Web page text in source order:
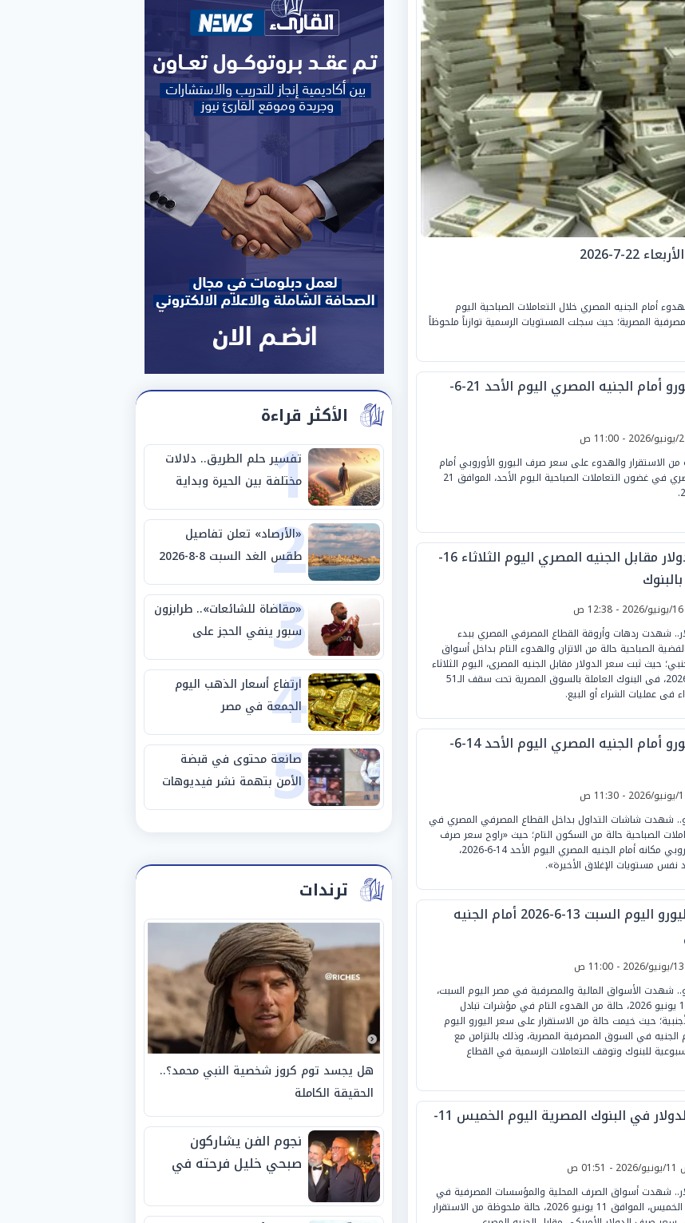
7-2026
أمام الجنيه المصري خلال التعاملات الصباحية اليوم
قطاعات البنوك المصرفية المصرية؛ حيث سجلت المستويات الرسمية توازناً ملحوظاً
سعر اليورو أمام الجنيه المصري اليوم الأحد 21-6-
الاستقرار والهدوء على سعر صرف اليورو الأوروبي أمام
الجنيه المصري في غضون التعاملات الصباحية اليوم الأحد، الموافق 21
سعر الدولار مقابل الجنيه المصري اليوم الثلاثاء 16-
شهدت ردهات وأروقة القطاع المصرفي المصري ببدء
الصباحية حالة من الاتزان والهدوء التام بداخل أسواق
حيث ثبت سعر الدولار مقابل الجنيه المصرى، اليوم الثلاثاء
16 يونيو 2026، فى البنوك العاملة بالسوق المصرية تحت سقف الـ51
فى عمليات الشراء أو البيع.
سعر اليورو أمام الجنيه المصري اليوم الأحد 14-6-
شهدت شاشات التداول بداخل القطاع المصرفي المصري في
الصباحية حالة من السكون التام؛ حيث «راوح سعر صرف
اليورو الأوروبي مكانه أمام الجنيه المصري اليوم الأحد 14-6-2026،
نفس مستويات الإغلاق الأخيرة».
أسعار اليورو اليوم السبت 13-6-2026 أمام الجنيه
شهدت الأسواق المالية والمصرفية في مصر اليوم السبت،
الموافق 13 يونيو 2026، حالة من الهدوء التام في مؤشرات تبادل
حيث خيمت حالة من الاستقرار على سعر اليورو اليوم
الجنيه في السوق المصرفية المصرية، وذلك بالتزامن مع
للبنوك وتوقف التعاملات الرسمية في القطاع
أسعار الدولار في البنوك المصرية اليوم الخميس 11-
ص
شهدت أسواق الصرف المحلية والمؤسسات المصرفية في
مصر اليوم الخميس، الموافق 11 يونيو 2026، حالة ملحوظة من الاستقرار
الأكثر قراءة
1
تفسير حلم الطريق.. دلالات
مختلفة بين الحيرة وبداية
مرحلة جديدة
2
«الأرصاد» تعلن تفاصيل
طقس الغد السبت 8-8-2026
والظواهر الجوية
3
«مقاضاة للشائعات».. طرابزون
سبور ينفي الحجز على
مستحقات محمد صلاح
4
ارتفاع أسعار الذهب اليوم
الجمعة في مصر
5
صانعة محتوى في قبضة
الأمن بتهمة نشر فيديوهات
خادشة للحياء
ترندات
هل يجسد توم كروز شخصية النبي محمد؟..
الحقيقة الكاملة
نجوم الفن يشاركون
صبحي خليل فرحته في